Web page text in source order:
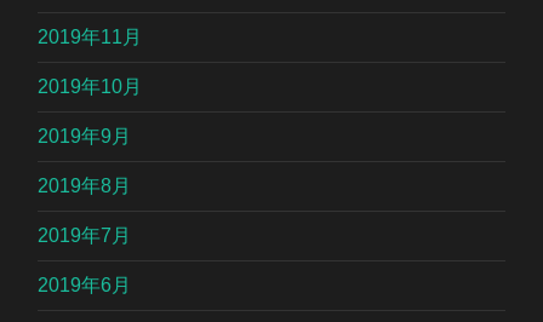
2019年11月
2019年10月
2019年9月
2019年8月
2019年7月
2019年6月